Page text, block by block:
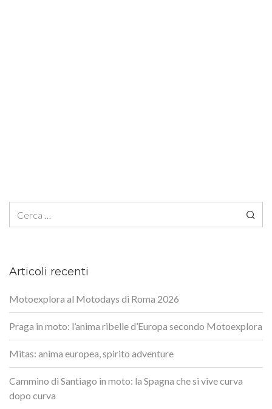
Articoli recenti
Motoexplora al Motodays di Roma 2026
Praga in moto: l’anima ribelle d’Europa secondo Motoexplora
Mitas: anima europea, spirito adventure
Cammino di Santiago in moto: la Spagna che si vive curva
dopo curva